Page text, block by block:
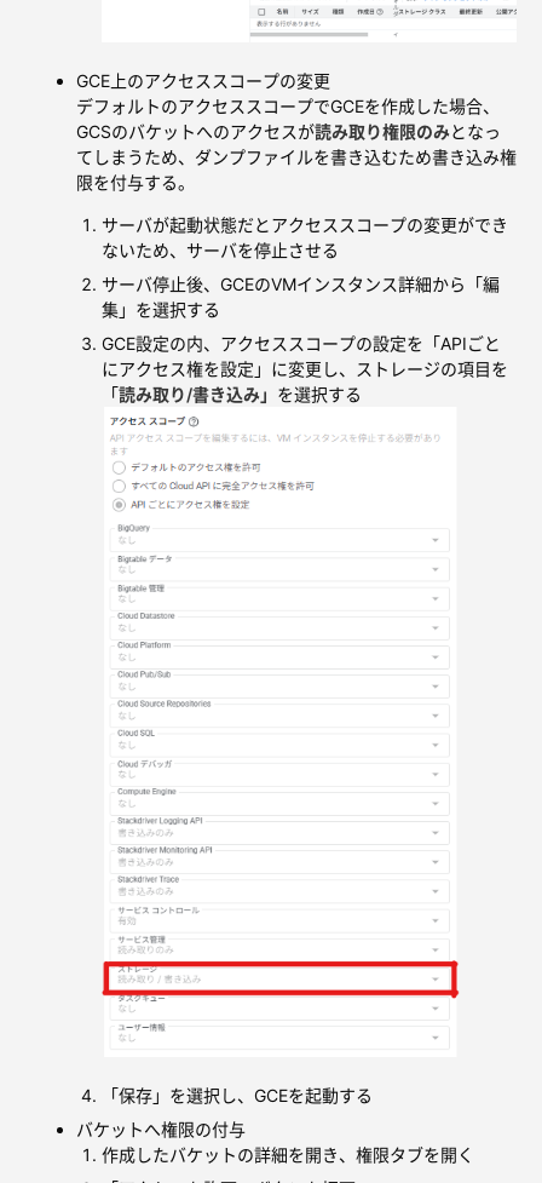
GCE上のアクセススコープの変更
デフォルトのアクセススコープでGCEを作成した場合、
GCSのバケットへのアクセスが読み取り権限のみとなっ
てしまうため、ダンプファイルを書き込むため書き込み権
限を付与する。
サーバが起動状態だとアクセススコープの変更ができ
ないため、サーバを停止させる
サーバ停止後、GCEのVMインスタンス詳細から「編
集」を選択する
GCE設定の内、アクセススコープの設定を「APIごと
にアクセス権を設定」に変更し、ストレージの項目を
「読み取り/書き込み」 を選択する
「保存」を選択し、GCEを起動する
バケットへ権限の付与
作成したバケットの詳細を開き、権限タブを開く